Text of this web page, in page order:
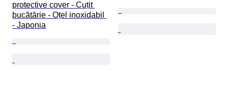
protective cover - Cuțit
bucătărie - Oțel inoxidabil
- Japonia